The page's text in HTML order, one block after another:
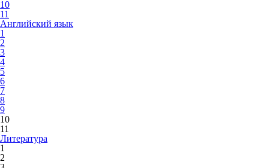
10
11
Английский язык
1
2
3
4
5
6
7
8
9
10
11
Литература
1
2